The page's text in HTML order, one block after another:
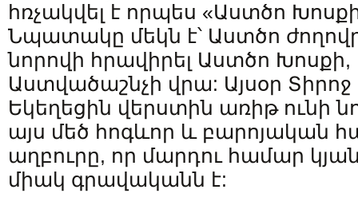
հռչակվել է որպես «Աստծո
Նպատակը մեկն է՝ Աստծո
նորովի հրավիրել Աստծո
Աստվածաշնչի վրա: Այսօր
Եկեղեցին վերստին առիթ ունի
այս մեծ հոգևոր և բարոյական
աղբուրը, որ մարդու համար
միակ գրավականն է: